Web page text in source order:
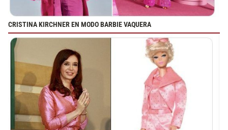
CRISTINA KIRCHNER EN MODO BARBIE VAQUERA